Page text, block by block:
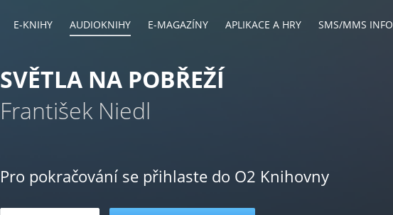
E-KNIHY AUDIOKNIHY E-MAGAZÍNY APLIKACE A HRY SMS/MMS INFO
SVĚTLA NA POBŘEŽÍ
František Niedl
Pro pokračování se přihlaste do O2 Knihovny